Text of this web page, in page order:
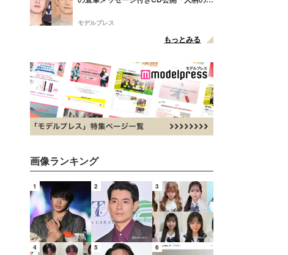
モデルプレス
もっとみる
画像ランキング
1 2 3
4 5 6